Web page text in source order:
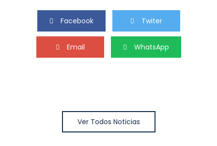
Facebook Twiter
Email WhatsApp
Ver Todos Noticias